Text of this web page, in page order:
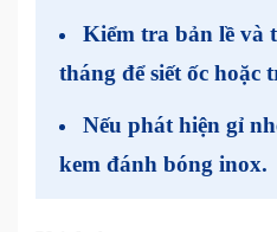
Kiểm tra bản lề và
tháng để siết ốc hoặc
Nếu phát hiện gỉ
kem đánh bóng inox.